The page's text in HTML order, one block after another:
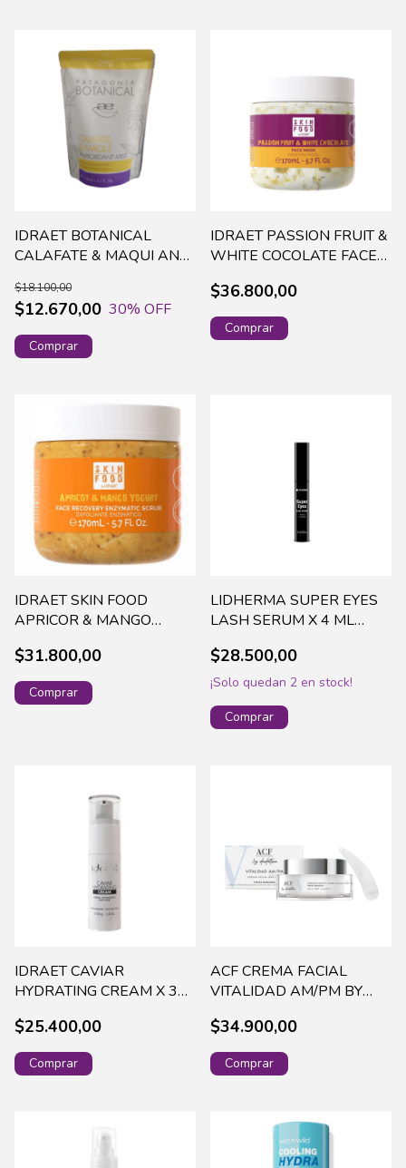
IDRAET BOTANICAL
CALAFATE & MAQUI ANT.
120ML-14994
$12.670,00
$18.100,00
30% OFF
IDRAET PASSION FRUIT &
WHITE COCOLATE FACE
(50)
$36.800,00
IDRAET SKIN FOOD
APRICOR & MANGO
170ML-16424 (50)
$31.800,00
LIDHERMA SUPER EYES
LASH SERUM X 4 ML
$28.500,00
¡Solo quedan 2 en stock!
IDRAET CAVIAR
HYDRATING CREAM X 30
$25.400,00
ACF CREMA FACIAL
VITALIDAD AM/PM BY
DADAVITA
$34.900,00